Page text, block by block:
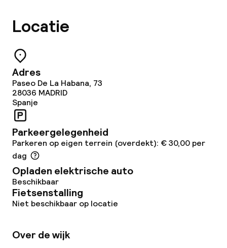
Zakelijke faciliteiten
Vergaderruimte
Beleid
Borg bij aankomst
Overal rookvrij
Locatie
Adres
Paseo De La Habana, 73
28036 MADRID
Spanje
Parkeergelegenheid
Parkeren op eigen terrein (overdekt): € 30,00 per
dag
Opladen elektrische auto
Beschikbaar
Fietsenstalling
Niet beschikbaar op locatie
Over de wijk